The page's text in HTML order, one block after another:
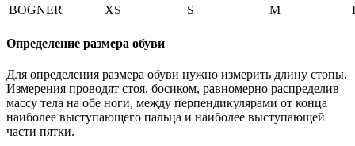
BOGNER
XS S M
Определение размера обуви
Для определения размера обуви нужно измерить длину стопы.
Измерения проводят стоя, босиком, равномерно распределив
массу тела на обе ноги, между перпендикулярами от конца
наиболее выступающего пальца и наиболее выступающей
части пятки.